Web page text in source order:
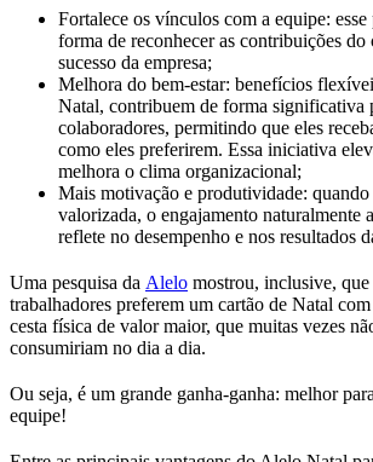
Fortalece os vínculos com a equipe: esse
forma de reconhecer as contribuições do
sucesso da empresa;
Melhora do bem-estar: benefícios
Natal, contribuem de forma significativa
colaboradores, permitindo que eles
como eles preferirem. Essa iniciativa
melhora o clima organizacional;
Mais motivação e produtividade: quando
valorizada, o engajamento naturalmente
reflete no desempenho e nos resultados
Uma pesquisa da Alelo mostrou, inclusive,
trabalhadores preferem um cartão de Natal
cesta física de valor maior, que muitas vezes
consumiriam no dia a dia.
Ou seja, é um grande ganha-ganha: melhor
equipe!